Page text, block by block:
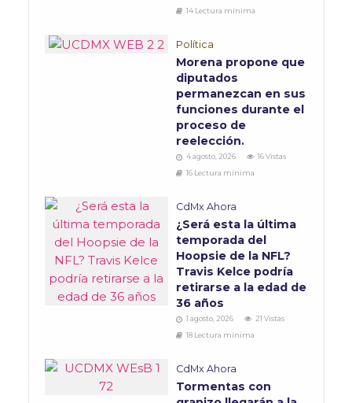
14 Lectura mínima
Política
Morena propone que
diputados
permanezcan en sus
funciones durante el
proceso de
reelección.
4 agosto, 2026
16 Vistas
16 Lectura mínima
CdMx Ahora
¿Será esta la última
temporada del
Hoopsie de la NFL?
Travis Kelce podría
retirarse a la edad de
36 años
1 agosto, 2026
21 Vistas
18 Lectura mínima
CdMx Ahora
Tormentas con